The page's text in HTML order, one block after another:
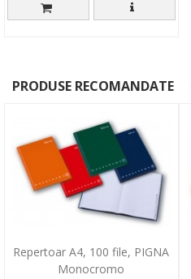
PRODUSE RECOMANDATE
Repertoar A4, 100 file, PIGNA
Monocromo